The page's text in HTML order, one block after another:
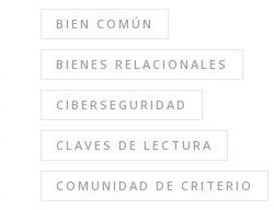
BIEN COMÚN
BIENES RELACIONALES
CIBERSEGURIDAD
CLAVES DE LECTURA
COMUNIDAD DE CRITERIO